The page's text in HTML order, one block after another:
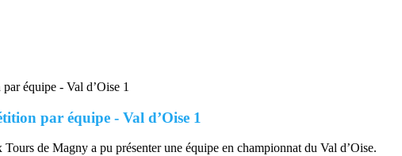
par équipe - Val d’Oise 1
Tours de Magny a pu présenter une équipe en championnat du Val d’Oise.